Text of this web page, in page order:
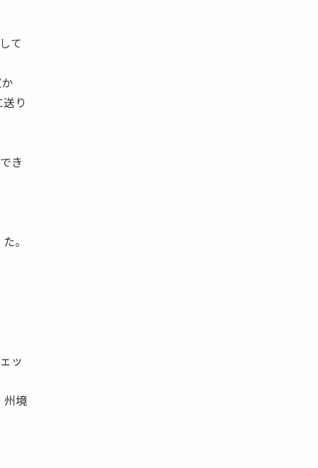
て
り
き
。
ッ
州境